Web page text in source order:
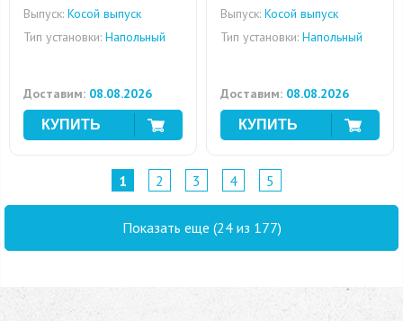
Выпуск: Косой выпуск
Тип установки: Напольный
Доставим: 08.08.2026
Выпуск: Косой выпуск
Тип установки: Напольный
Доставим: 08.08.2026
1 2 3 4 5
Показать еще (24 из 177)